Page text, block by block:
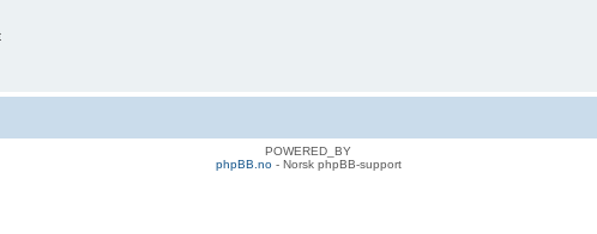
POWERED_BY
phpBB.no- Norsk phpBB-support